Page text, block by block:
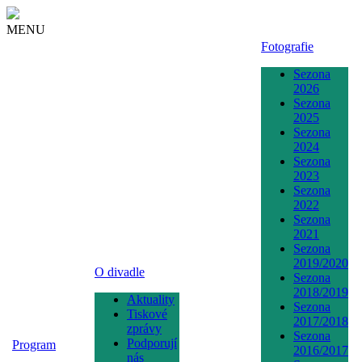
MENU
Program
O divadle
Aktuality
Tiskové
zprávy
Podporují
nás
Fotografie
Sezona
2026
Sezona
2025
Sezona
2024
Sezona
2023
Sezona
2022
Sezona
2021
Sezona
2019/2020
Sezona
2018/2019
Sezona
2017/2018
Sezona
2016/2017